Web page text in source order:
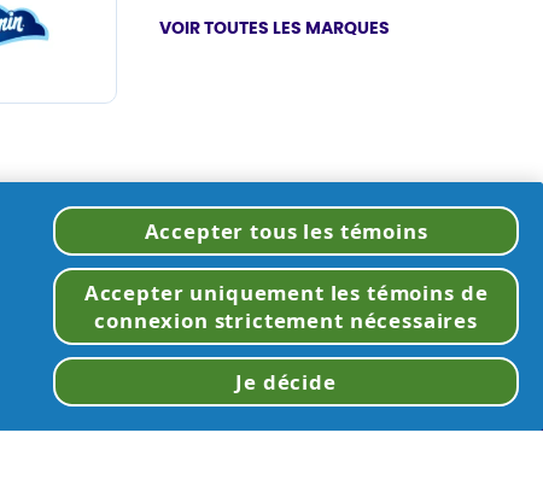
VOIR TOUTES LES MARQUES
Accepter tous les témoins
Accepter uniquement les témoins de
connexion strictement nécessaires
Je décide